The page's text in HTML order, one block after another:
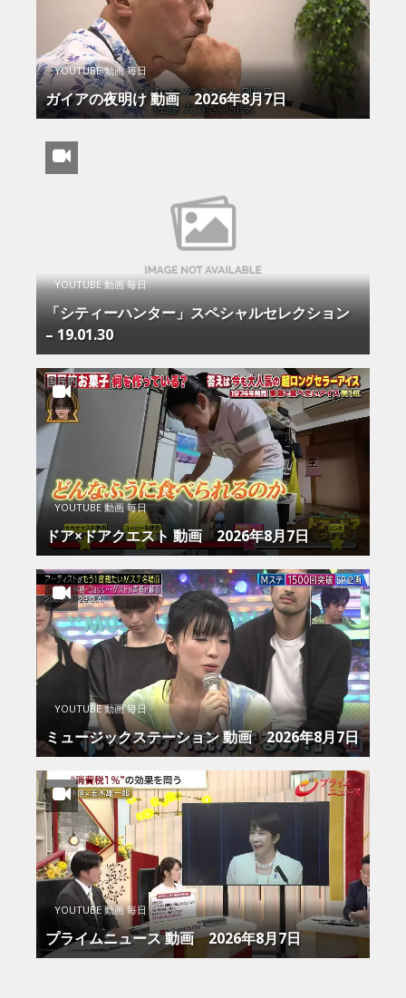
YOUTUBE 動画 毎日
ガイアの夜明け 動画 2026年8月7日
YOUTUBE 動画 毎日
「シティーハンター」スペシャルセレクション
– 19.01.30
YOUTUBE 動画 毎日
ドア×ドアクエスト 動画 2026年8月7日
YOUTUBE 動画 毎日
ミュージックステーション 動画 2026年8月7日
YOUTUBE 動画 毎日
プライムニュース 動画 2026年8月7日